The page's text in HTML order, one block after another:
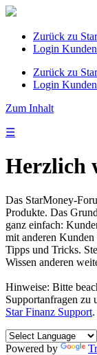
Zurück zu
Login
Zurück zu
Login
Zum Inhalt
☰
Herzlich
Das StarMoney-
Produkte. Das
ganz einfach:
mit anderen
Tipps und Tricks.
Wissen anderen
Hinweise: Bitte
Supportanfragen zu
Star Finanz Support.
Powered by